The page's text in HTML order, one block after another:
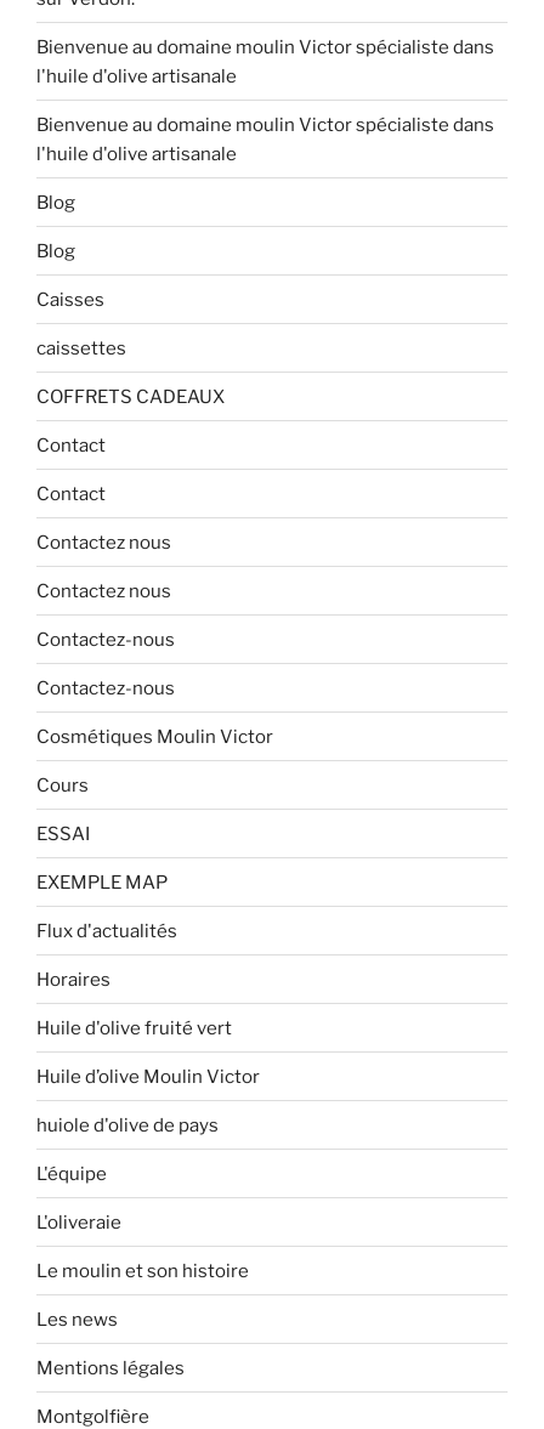
Bienvenue au domaine moulin Victor spécialiste dans
l'huile d'olive artisanale
Bienvenue au domaine moulin Victor spécialiste dans
l'huile d'olive artisanale
Blog
Blog
Caisses
caissettes
COFFRETS CADEAUX
Contact
Contact
Contactez nous
Contactez nous
Contactez-nous
Contactez-nous
Cosmétiques Moulin Victor
Cours
ESSAI
EXEMPLE MAP
Flux d'actualités
Horaires
Huile d'olive fruité vert
Huile d’olive Moulin Victor
huiole d'olive de pays
L'équipe
L'oliveraie
Le moulin et son histoire
Les news
Mentions légales
Montgolfière